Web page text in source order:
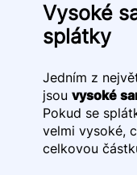
Vysoké
splátky
Jedním z
jsou vysoké
Pokud se
velmi vysoké,
celkovou